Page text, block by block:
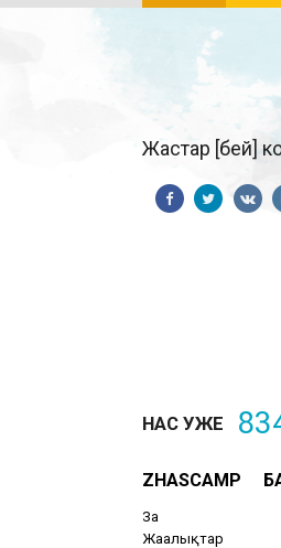
Жастар [бей]
НАС УЖЕ
ZHASCAMP
Заң
Жаңалықтар